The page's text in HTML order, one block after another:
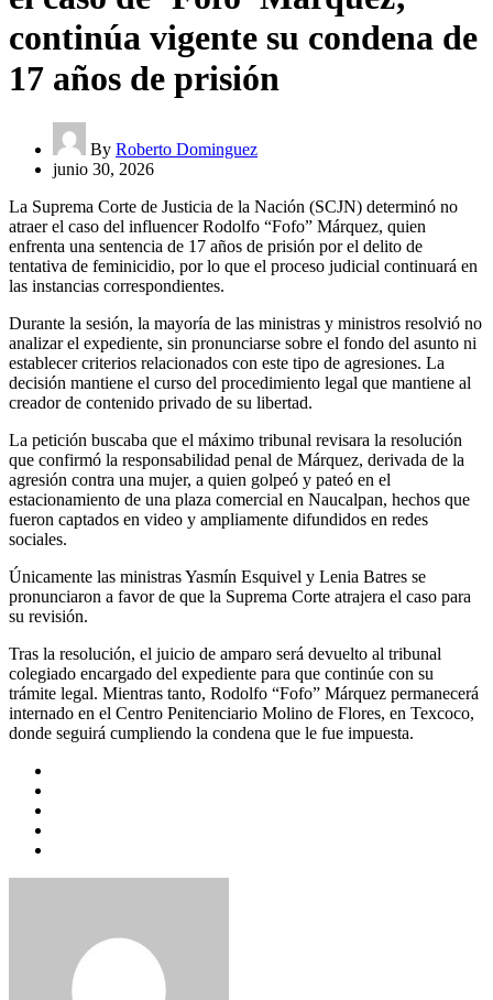
continúa vigente su condena de
17 años de prisión
By Roberto Dominguez
junio 30, 2026
La Suprema Corte de Justicia de la Nación (SCJN) determinó no
atraer el caso del influencer Rodolfo “Fofo” Márquez, quien
enfrenta una sentencia de 17 años de prisión por el delito de
tentativa de feminicidio, por lo que el proceso judicial continuará en
las instancias correspondientes.
Durante la sesión, la mayoría de las ministras y ministros resolvió no
analizar el expediente, sin pronunciarse sobre el fondo del asunto ni
establecer criterios relacionados con este tipo de agresiones. La
decisión mantiene el curso del procedimiento legal que mantiene al
creador de contenido privado de su libertad.
La petición buscaba que el máximo tribunal revisara la resolución
que confirmó la responsabilidad penal de Márquez, derivada de la
agresión contra una mujer, a quien golpeó y pateó en el
estacionamiento de una plaza comercial en Naucalpan, hechos que
fueron captados en video y ampliamente difundidos en redes
sociales.
Únicamente las ministras Yasmín Esquivel y Lenia Batres se
pronunciaron a favor de que la Suprema Corte atrajera el caso para
su revisión.
Tras la resolución, el juicio de amparo será devuelto al tribunal
colegiado encargado del expediente para que continúe con su
trámite legal. Mientras tanto, Rodolfo “Fofo” Márquez permanecerá
internado en el Centro Penitenciario Molino de Flores, en Texcoco,
donde seguirá cumpliendo la condena que le fue impuesta.